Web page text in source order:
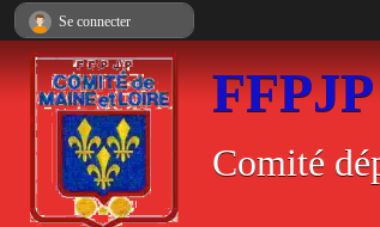
Comité
Se connecter
Panneau de gestion des cookies